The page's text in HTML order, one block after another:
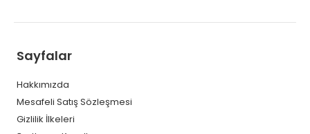
Sayfalar
Hakkımızda
Mesafeli Satış Sözleşmesi
Gizlilik İlkeleri